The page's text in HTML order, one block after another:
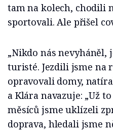
tam na kolech, chodili
sportovali. Ale přišel
„Nikdo nás nevyháněl,
turisté. Jezdili jsme na
opravovali domy,
a Klára navazuje: „Už
měsíců jsme uklízeli
doprava, hledali jsme